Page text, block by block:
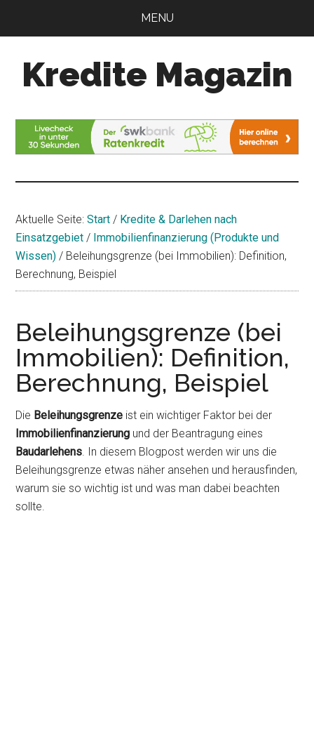
MENU
Kredite Magazin
für
Ihren
Kredit
Aktuelle Seite:Start / Kredite & Darlehen nach
Einsatzgebiet / Immobilienfinanzierung (Produkte und
Wissen) / Beleihungsgrenze (bei Immobilien): Definition,
Berechnung, Beispiel
Beleihungsgrenze (bei
Immobilien): Definition,
Berechnung, Beispiel
Die Beleihungsgrenze ist ein wichtiger Faktor bei der
Immobilienfinanzierung und der Beantragung eines
Baudarlehens. In diesem Blogpost werden wir uns die
Beleihungsgrenze etwas näher ansehen und herausfinden,
warum sie so wichtig ist und was man dabei beachten
sollte.